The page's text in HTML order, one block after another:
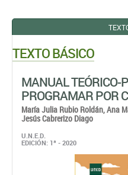
TEXTO BÁSICO
MANUAL TEÓRICO-
PROGRAMAR POR
María Julia Rubio Roldán,Ana
Jesús Cabrerizo Diago
U.N.E.D.
EDICIÓN: 1ª - 2020